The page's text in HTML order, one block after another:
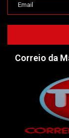
Correio da